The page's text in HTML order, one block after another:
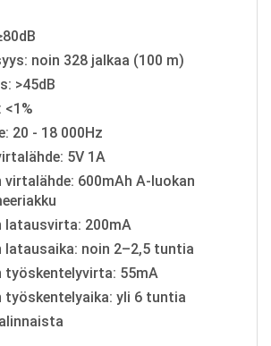
noin 328 jalkaa (100 m)
>45dB
20 - 18 000Hz
5V 1A
virtalähde: 600mAh A-luokan
latausvirta: 200mA
latausaika: noin 2–2,5 tuntia
työskentelyvirta: 55mA
työskentelyaika: yli 6 tuntia